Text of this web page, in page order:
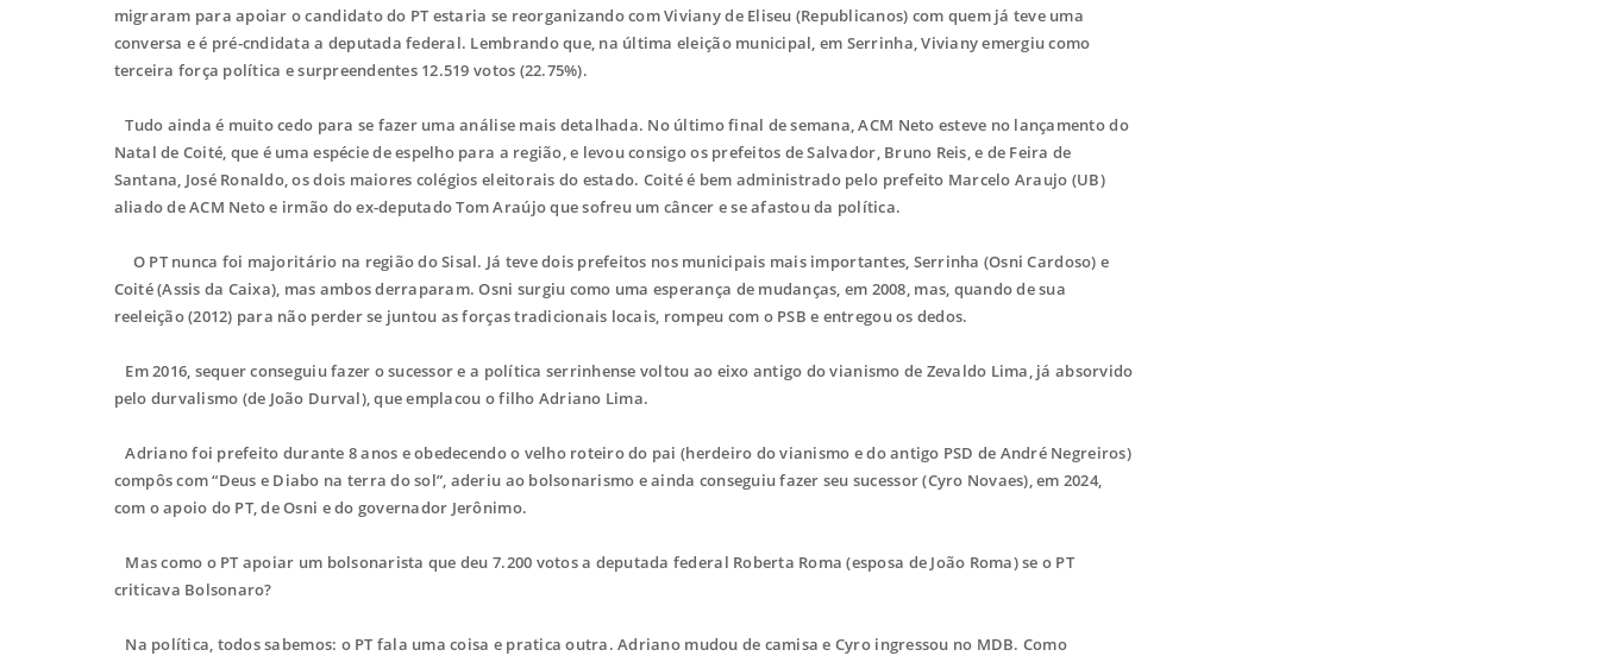
migraram para apoiar o candidato do PT estaria se reorganizando com Viviany de Eliseu (Republicanos) com quem já teve uma
conversa e é pré-cndidata a deputada federal. Lembrando que, na última eleição municipal, em Serrinha, Viviany emergiu como
terceira força política e surpreendentes 12.519 votos (22.75%).
Tudo ainda é muito cedo para se fazer uma análise mais detalhada. No último final de semana, ACM Neto esteve no lançamento do
Natal de Coité, que é uma espécie de espelho para a região, e levou consigo os prefeitos de Salvador, Bruno Reis, e de Feira de
Santana, José Ronaldo, os dois maiores colégios eleitorais do estado. Coité é bem administrado pelo prefeito Marcelo Araujo (UB)
aliado de ACM Neto e irmão do ex-deputado Tom Araújo que sofreu um câncer e se afastou da política.
O PT nunca foi majoritário na região do Sisal. Já teve dois prefeitos nos municipais mais importantes, Serrinha (Osni Cardoso) e
Coité (Assis da Caixa), mas ambos derraparam. Osni surgiu como uma esperança de mudanças, em 2008, mas, quando de sua
reeleição (2012) para não perder se juntou as forças tradicionais locais, rompeu com o PSB e entregou os dedos.
Em 2016, sequer conseguiu fazer o sucessor e a política serrinhense voltou ao eixo antigo do vianismo de Zevaldo Lima, já absorvido
pelo durvalismo (de João Durval), que emplacou o filho Adriano Lima.
Adriano foi prefeito durante 8 anos e obedecendo o velho roteiro do pai (herdeiro do vianismo e do antigo PSD de André Negreiros)
compôs com “Deus e Diabo na terra do sol”, aderiu ao bolsonarismo e ainda conseguiu fazer seu sucessor (Cyro Novaes), em 2024,
com o apoio do PT, de Osni e do governador Jerônimo.
Mas como o PT apoiar um bolsonarista que deu 7.200 votos a deputada federal Roberta Roma (esposa de João Roma) se o PT
criticava Bolsonaro?
Na política, todos sabemos: o PT fala uma coisa e pratica outra. Adriano mudou de camisa e Cyro ingressou no MDB. Como